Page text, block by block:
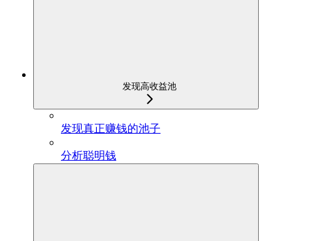
发现高收益池
发现真正赚钱的池子
分析聪明钱